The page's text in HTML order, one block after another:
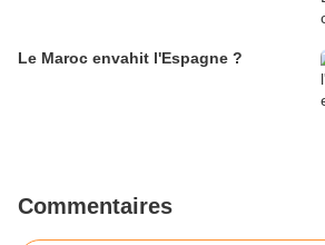
Le Maroc envahit l'Espagne ?
Commentaires